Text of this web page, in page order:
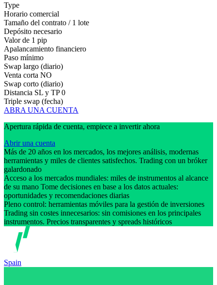
Type
Horario comercial
Tamaño del contrato / 1 lote
Depósito necesario
Valor de 1 pip
Apalancamiento financiero
Paso mínimo
Swap largo (diario)
Venta corta NO
Swap corto (diario)
Distancia SL y TP 0
Triple swap (fecha)
ABRA UNA CUENTA
Apertura rápida de cuenta, empiece a invertir ahora
Abrir una cuenta
Más de 20 años en los mercados, los mejores análisis, modernas
herramientas y miles de clientes satisfechos. Trading con un bróker
galardonado
Acceso a los mercados mundiales: miles de instrumentos al alcance
de su mano Tome decisiones en base a los datos actuales:
oportunidades y recomendaciones diarias
Pleno control: herramientas móviles para la gestión de inversiones
Trading sin costes innecesarios: sin comisiones en los principales
instrumentos. Precios transparentes y spreads históricos
Spain